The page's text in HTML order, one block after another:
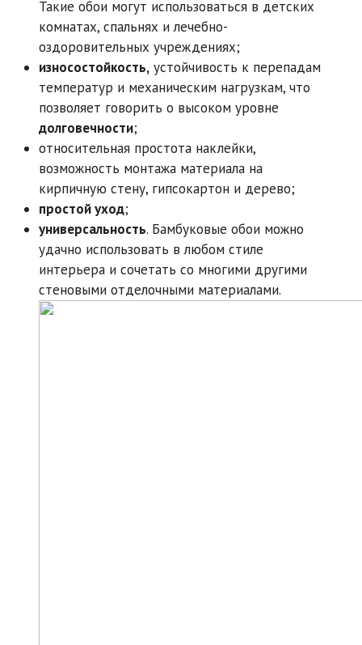
Такие обои могут использоваться в детских
комнатах, спальнях и лечебно-
оздоровительных учреждениях;
износостойкость, устойчивость к перепадам
температур и механическим нагрузкам, что
позволяет говорить о высоком уровне
долговечности;
относительная простота наклейки,
возможность монтажа материала на
кирпичную стену, гипсокартон и дерево;
простой уход;
универсальность. Бамбуковые обои можно
удачно использовать в любом стиле
интерьера и сочетать со многими другими
стеновыми отделочными материалами.